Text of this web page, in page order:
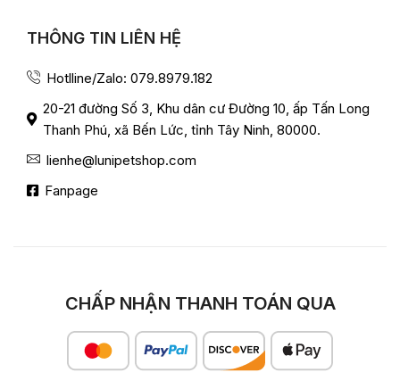
THÔNG TIN LIÊN HỆ
Hotlline/Zalo: 079.8979.182
20-21 đường Số 3, Khu dân cư Đường 10, ấp Tấn Long
Thanh Phú, xã Bến Lức, tỉnh Tây Ninh, 80000.
lienhe@lunipetshop.com
Fanpage
CHẤP NHẬN THANH TOÁN QUA